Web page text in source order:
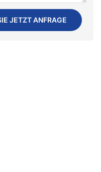
JETZT ANFRAGE